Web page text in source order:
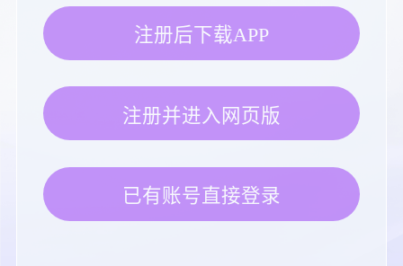
注册后下载APP
注册并进入网页版
已有账号直接登录